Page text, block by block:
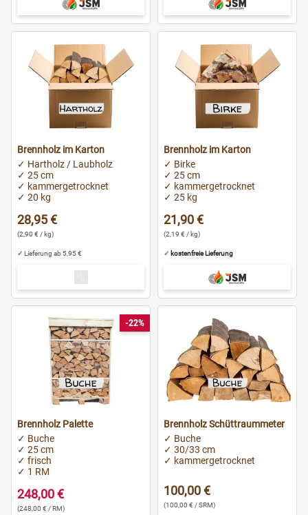
Brennholz im Karton
✓ Hartholz / Laubholz
✓ 25 cm
✓ kammergetrocknet
✓ 20 kg
28,95 €
(2,90 € / kg)
✓ Lieferung ab 5,95 €
Brennholz im Karton
✓ Birke
✓ 25 cm
✓ kammergetrocknet
✓ 25 kg
21,90 €
(2,19 € / kg)
✓ kostenfreie Lieferung
-22%
Brennholz Palette
✓ Buche
✓ 25 cm
✓ frisch
✓ 1 RM
248,00 €
(248,00 € / RM)
Brennholz Schüttraummeter
✓ Buche
✓ 30/33 cm
✓ kammergetrocknet
100,00 €
(100,00 € / SRM)